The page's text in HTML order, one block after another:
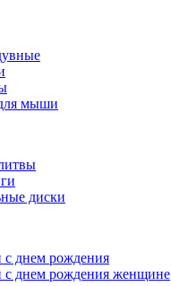
мыши
диски
днем рождения
с днем рождения женщине